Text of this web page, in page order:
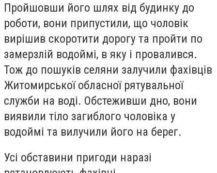
Пройшовши його шлях від будинку до
роботи, вони припустили, що чоловік
вирішив скоротити дорогу та пройти по
замерзлій водоймі, в яку і провалився.
Тож до пошуків селяни залучили фахівців
Житомирської обласної рятувальної
служби на воді. Обстеживши дно, вони
виявили тіло загиблого чоловіка у
водоймі та вилучили його на берег.
Усі обставини пригоди наразі